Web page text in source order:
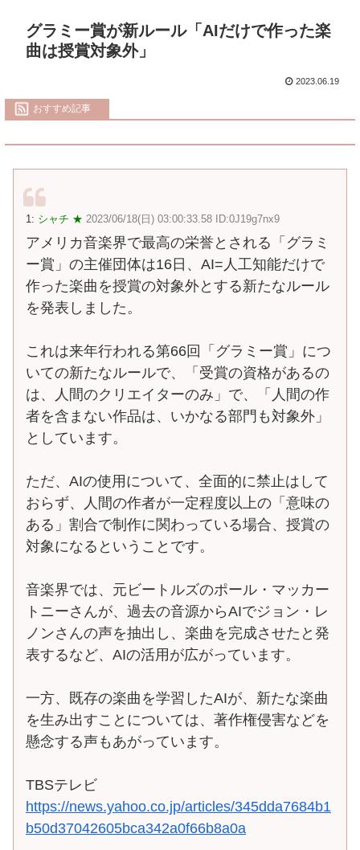
グラミー賞が新ルール「AIだけで作った楽
曲は授賞対象外」
2023.06.19
おすすめ記事
1: シャチ ★ 2023/06/18(日) 03:00:33.58 ID:0J19g7nx9
アメリカ音楽界で最高の栄誉とされる「グラミ
ー賞」の主催団体は16日、AI=人工知能だけで
作った楽曲を授賞の対象外とする新たなルール
を発表しました。
これは来年行われる第66回「グラミー賞」につ
いての新たなルールで、「受賞の資格があるの
は、人間のクリエイターのみ」で、「人間の作
者を含まない作品は、いかなる部門も対象外」
としています。
ただ、AIの使用について、全面的に禁止はして
おらず、人間の作者が一定程度以上の「意味の
ある」割合で制作に関わっている場合、授賞の
対象になるということです。
音楽界では、元ビートルズのポール・マッカー
トニーさんが、過去の音源からAIでジョン・レ
ノンさんの声を抽出し、楽曲を完成させたと発
表するなど、AIの活用が広がっています。
一方、既存の楽曲を学習したAIが、新たな楽曲
を生み出すことについては、著作権侵害などを
懸念する声もあがっています。
TBSテレビ
https://news.yahoo.co.jp/articles/345dda7684b1
b50d37042605bca342a0f66b8a0a